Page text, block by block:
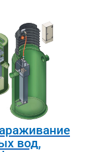
вод,